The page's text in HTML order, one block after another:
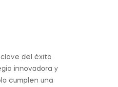
clave del éxito
innovadora y
cumplen una